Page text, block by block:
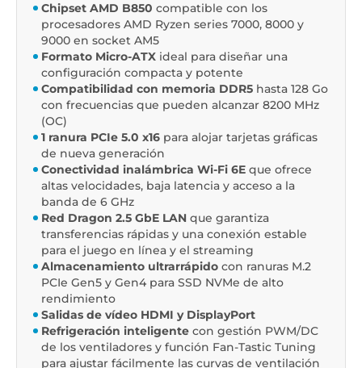
Chipset AMD B850 compatible con los
procesadores AMD Ryzen series 7000, 8000 y
9000 en socket AM5
Formato Micro-ATX ideal para diseñar una
configuración compacta y potente
Compatibilidad con memoria DDR5 hasta 128 Go
con frecuencias que pueden alcanzar 8200 MHz
(OC)
1 ranura PCIe 5.0 x16 para alojar tarjetas gráficas
de nueva generación
Conectividad inalámbrica Wi-Fi 6E que ofrece
altas velocidades, baja latencia y acceso a la
banda de 6 GHz
Red Dragon 2.5 GbE LAN que garantiza
transferencias rápidas y una conexión estable
para el juego en línea y el streaming
Almacenamiento ultrarrápido con ranuras M.2
PCIe Gen5 y Gen4 para SSD NVMe de alto
rendimiento
Salidas de vídeo HDMI y DisplayPort
Refrigeración inteligente con gestión PWM/DC
de los ventiladores y función Fan-Tastic Tuning
para ajustar fácilmente las curvas de ventilación